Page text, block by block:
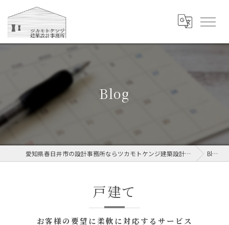
Blog
愛知県春日井市の設計事務所ならツカモトケンジ建築設計事務所 Blog
戸建て
お客様の要望に柔軟に対応するサービス